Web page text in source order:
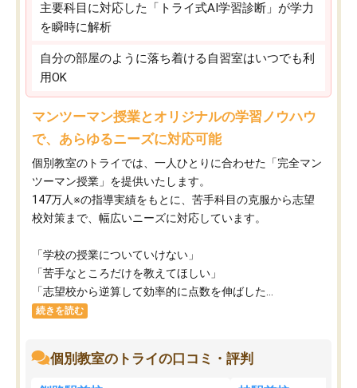
主要科目に対応した「トライ式AI学習診断」が学力
を瞬時に解析
自分の部屋のように落ち着ける自習室はいつでも利
用OK
マンツーマン授業とオリジナルの学習ノウハウ
で、あらゆるニーズに対応可能
個別教室のトライでは、一人ひとりに合わせた「完全マン
ツーマン授業」を提供いたします。​
147万人※の指導実績をもとに、苦手科目の克服から志望
校対策まで、幅広いニーズに対応しています。​
「学校の授業についていけない」​
「苦手なところだけを教えてほしい」​
「志望校から逆算して効率的に点数を伸ばした...
続きを読む
個別教室のトライの口コミ・評判